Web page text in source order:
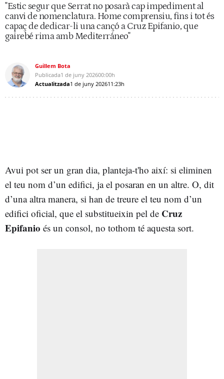
"Estic segur que Serrat no posarà cap impediment al
canvi de nomenclatura. Home comprensiu, fins i tot és
capaç de dedicar-li una cançó a Cruz Epifanio, que
gairebé rima amb Mediterráneo"
Guillem Bota
Publicada1 de juny 202600:00h
Actualitzada1 de juny 202611:23h
Avui pot ser un gran dia, planteja-t'ho així: si eliminen
el teu nom d’un edifici, ja el posaran en un altre. O, dit
d’una altra manera, si han de treure el teu nom d’un
edifici oficial, que el substitueixin pel de Cruz
Epifanio és un consol, no tothom té aquesta sort.